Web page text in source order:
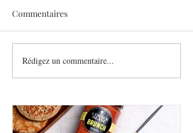
Commentaires
Rédigez un commentaire...